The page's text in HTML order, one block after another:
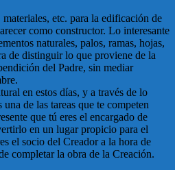
etc. para la edificación de
como constructor. Lo interesante
naturales, palos, ramas, hojas,
de distinguir lo que proviene de la
del Padre, sin mediar
en estos días, y a través de lo
de las tareas que te competen
que tú eres el encargado de
en un lugar propicio para el
el socio del Creador a la hora de
completar la obra de la Creación.